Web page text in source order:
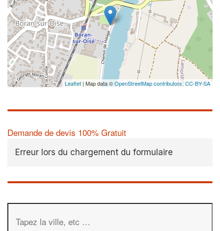
Leaflet | Map data ©OpenStreetMap contributors,CC-BY-SA
Demande de devis 100% Gratuit
Erreur lors du chargement du formulaire